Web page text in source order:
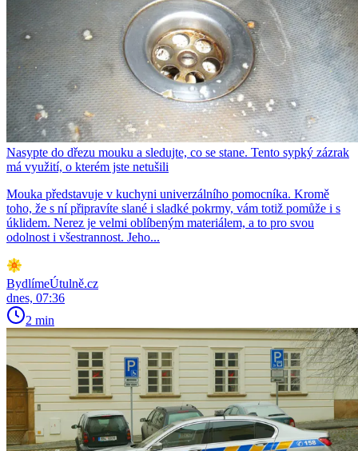
Nasypte do dřezu mouku a sledujte, co se stane. Tento sypký zázrak
má využití, o kterém jste netušili
Mouka představuje v kuchyni univerzálního pomocníka. Kromě
toho, že s ní připravíte slané i sladké pokrmy, vám totiž pomůže i s
úklidem. Nerez je velmi oblíbeným materiálem, a to pro svou
odolnost i všestrannost. Jeho...
BydlímeÚtulně.cz
dnes, 07:36
2 min